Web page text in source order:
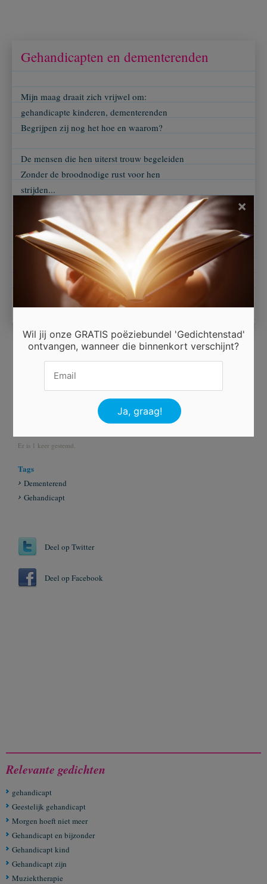
Gehandicapten en dementerenden
Mijn maag draait zich vrijwel om:
gehandicapte kinderen, dementerenden
Begrijpen zij nog het hoe en waarom?
De mensen die hen uiterst trouw begeleiden
Zonder de broodnodige rust voor hen
strijden...
Ach, wie vergeet ik allemaal niet?
Dat afschuwelijke wereldwijde corona
virus... en het veroorzaakte peilloze verdriet.
Dakoyria, 2020.
Ingezonden door
Er is 1 keer gestemd.
Tags
Dementerend
Gehandicapt
Deel op Twitter
Deel op Facebook
Relevante gedichten
gehandicapt
Geestelijk gehandicapt
Morgen hoeft niet meer
Gehandicapt en bijzonder
Gehandicapt kind
Gehandicapt zijn
Muziektherapie
Wil jij onze GRATIS poëziebundel 'Gedichtenstad'
ontvangen, wanneer die binnenkort verschijnt?
×